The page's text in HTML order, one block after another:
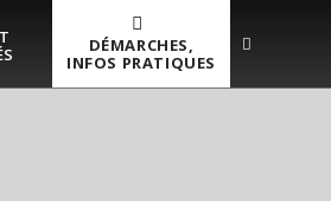
DÉMARCHES,
INFOS PRATIQUES